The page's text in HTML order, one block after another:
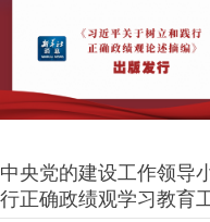
中央党的建设工作领导
行正确政绩观学习教育